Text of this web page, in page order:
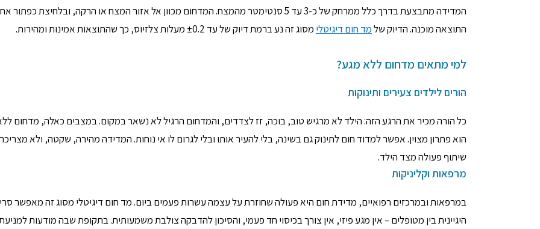
המדידה מתבצעת בדרך כלל ממרחק של כ-3 עד 5 סנטימטר מהמצח. המדחום מכוון אל אזור המצח או הרקה, ובלחיצת כפתור
התוצאה מוכנה. הדיוק שלמד חום דיגיטלי מסוג זה נע ברמת דיוק של עד ±0.2 מעלות צלזיוס, כך שהתוצאות אמינות ומהירות.
למי מתאים מדחום ללא מגע?
הורים לילדים צעירים ותינוקות
כל הורה מכיר את הרגע הזה: הילד לא מרגיש טוב, בוכה, זז לצדדים, והמדחום הרגיל לא נשאר במקום. במצבים כאלה, מדחום
הוא פתרון מצוין. אפשר למדוד חום לתינוק גם בשינה, בלי להעיר אותו ובלי לגרום לו אי נוחות. המדידה מהירה, שקטה, ולא
שיתוף פעולה מצד הילד.
מרפאות וקליניקות
במרפאות ובמרכזים רפואיים, מדידת חום היא פעולה שחוזרת על עצמה עשרות פעמים ביום. מד חום דיגיטלי מסוג זה מאפשר
היגיינית בין מטופלים – אין מגע פיזי, אין צורך בכיסוי חד פעמי, והסיכון להדבקה צולבת משמעותית. בתקופת שבה מודעות